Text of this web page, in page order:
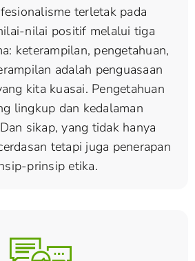
terletak pada
nilai positif melalui tiga
keterampilan, pengetahuan,
adalah penguasaan
kita kuasai. Pengetahuan
lingkup dan kedalaman
sikap, yang tidak hanya
tetapi juga penerapan
prinsip etika.